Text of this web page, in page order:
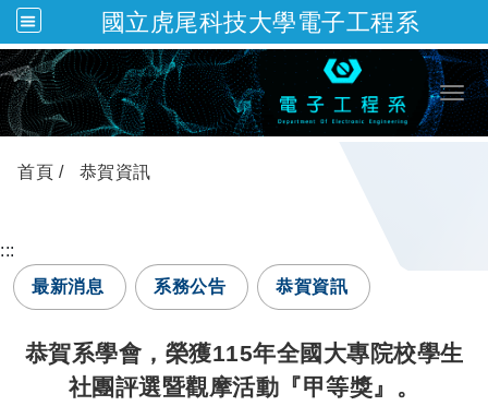
國立虎尾科技大學電子工程系
跳到主要內容
首頁 恭賀資訊
:::
最新消息
系務公告 恭賀資訊
恭賀系學會，榮獲115年全國大專院校學生
社團評選暨觀摩活動『甲等獎』。